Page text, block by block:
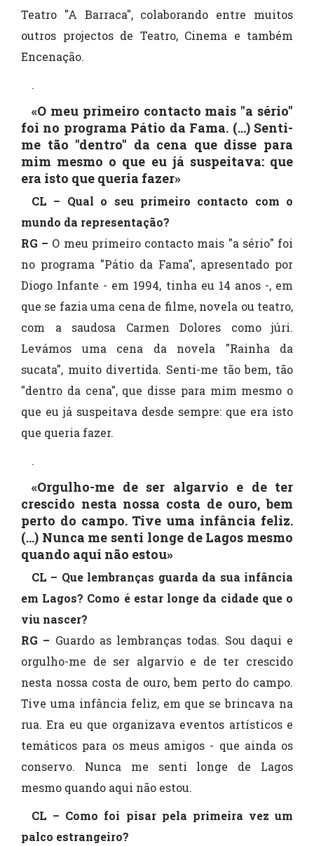
Teatro "A Barraca", colaborando entre muitos
outros projectos de Teatro, Cinema e também
Encenação.
.
«O meu primeiro contacto mais "a sério"
foi no programa Pátio da Fama. (...) Senti-
me tão "dentro" da cena que disse para
mim mesmo o que eu já suspeitava: que
era isto que queria fazer»
CL – Qual o seu primeiro contacto com o
mundo da representação?
RG – O meu primeiro contacto mais "a sério" foi
no programa "Pátio da Fama", apresentado por
Diogo Infante - em 1994, tinha eu 14 anos -, em
que se fazia uma cena de filme, novela ou teatro,
com a saudosa Carmen Dolores como júri.
Levámos uma cena da novela "Rainha da
sucata", muito divertida. Senti-me tão bem, tão
"dentro da cena", que disse para mim mesmo o
que eu já suspeitava desde sempre: que era isto
que queria fazer.
.
«Orgulho-me de ser algarvio e de ter
crescido nesta nossa costa de ouro, bem
perto do campo. Tive uma infância feliz.
(...) Nunca me senti longe de Lagos mesmo
quando aqui não estou»
CL – Que lembranças guarda da sua infância
em Lagos? Como é estar longe da cidade que o
viu nascer?
RG – Guardo as lembranças todas. Sou daqui e
orgulho-me de ser algarvio e de ter crescido
nesta nossa costa de ouro, bem perto do campo.
Tive uma infância feliz, em que se brincava na
rua. Era eu que organizava eventos artísticos e
temáticos para os meus amigos - que ainda os
conservo. Nunca me senti longe de Lagos
mesmo quando aqui não estou.
CL – Como foi pisar pela primeira vez um
palco estrangeiro?